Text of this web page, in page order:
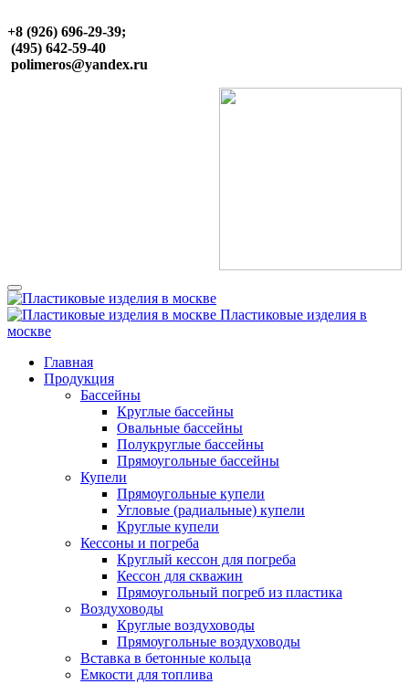
+8 (926) 696-29-39;
(495) 642-59-40
polimeros@yandex.ru
Пластиковые изделия в
москве
Главная
Продукция
Бассейны
Круглые бассейны
Овальные бассейны
Полукруглые бассейны
Прямоугольные бассейны
Купели
Прямоугольные купели
Угловые (радиальные) купели
Круглые купели
Кессоны и погреба
Круглый кессон для погреба
Кессон для скважин
Прямоугольный погреб из пластика
Воздуховоды
Круглые воздуховоды
Прямоугольные воздуховоды
Вставка в бетонные кольца
Емкости для топлива